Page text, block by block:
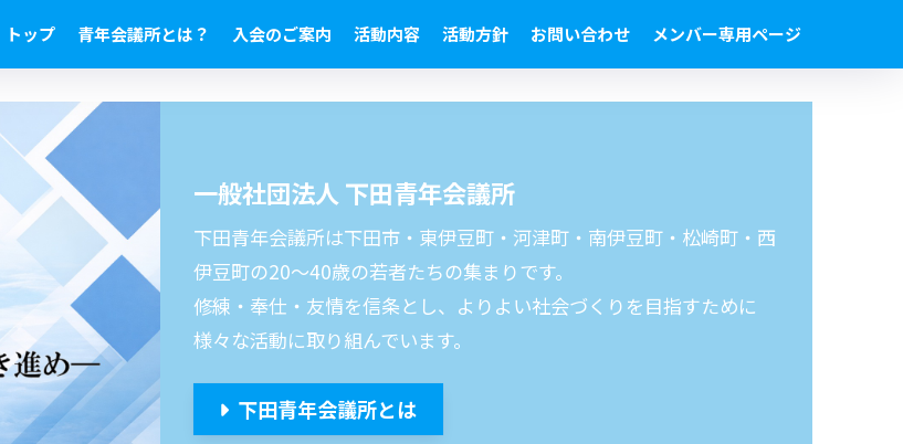
トップ 青年会議所とは？ 入会のご案内 活動内容 活動方針 お問い合わせ メンバー専用ページ
一般社団法人 下田青年会議所
下田青年会議所は下田市・東伊豆町・河津町・南伊豆町・松崎町・西
伊豆町の20〜40歳の若者たちの集まりです。
修練・奉仕・友情を信条とし、よりよい社会づくりを目指すために
様々な活動に取り組んでいます。
下田青年会議所とは